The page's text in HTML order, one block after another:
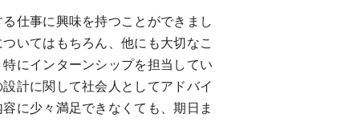
仕事に興味を持つことができまし
いてはもちろん、他にも大切なこ
にインターンシップを担当してい
計に関して社会人としてアドバイ
に少々満足できなくても、期日ま